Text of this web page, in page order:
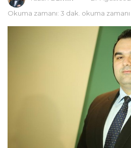
Okuma zamanı: 3 dak. okuma zamanı